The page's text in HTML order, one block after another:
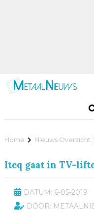
Home Nieuws Overzicht
Iteq gaat in TV-
DATUM: 6-05-2019
DOOR: